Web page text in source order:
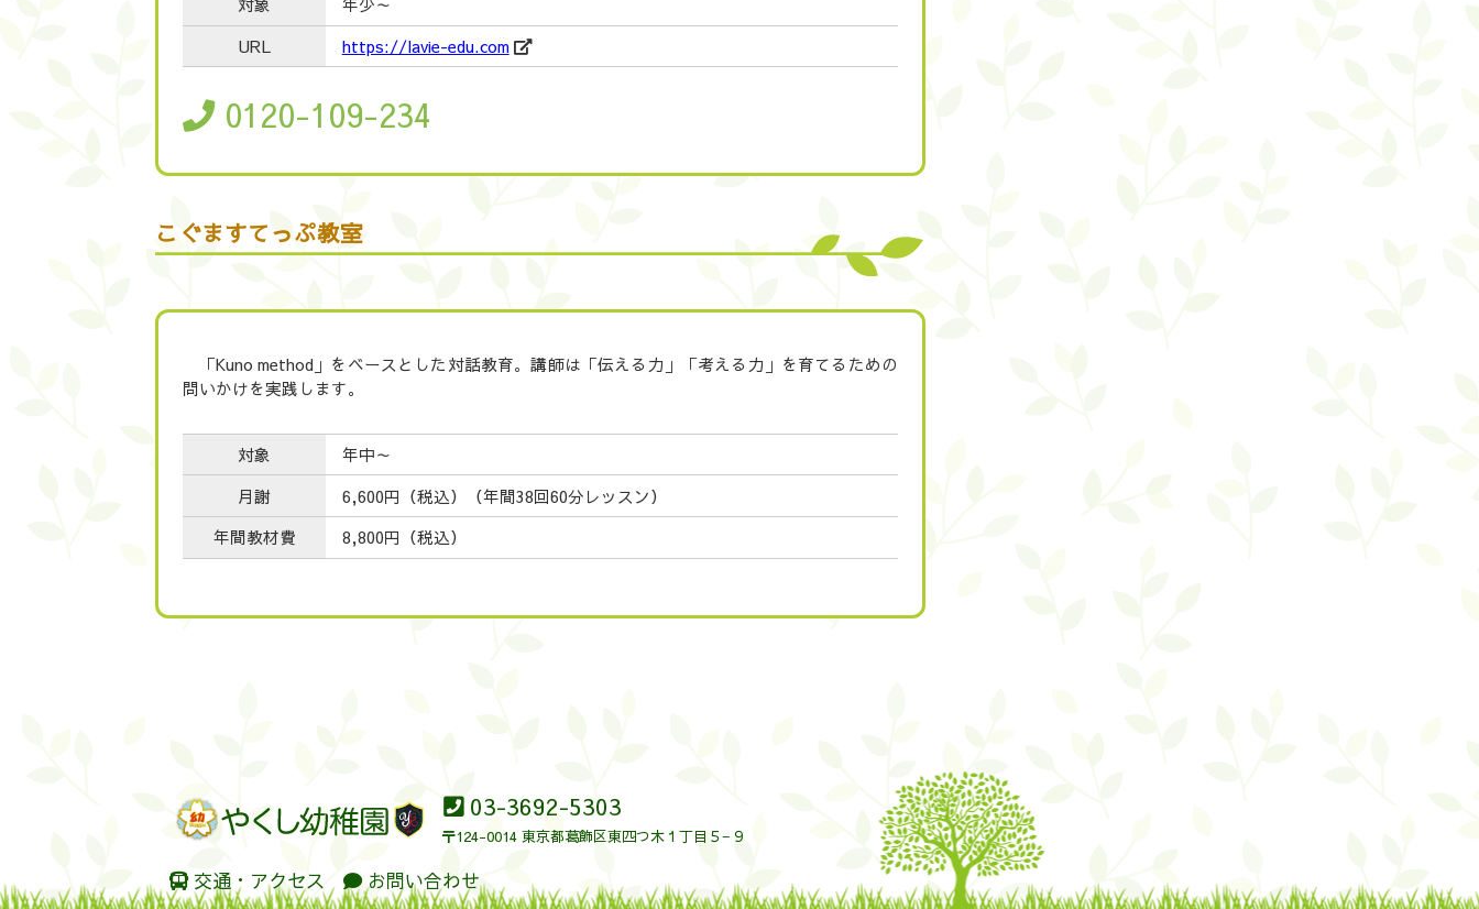
対象
年少～
URL
https://lavie-edu.com
0120-109-234
こぐますてっぷ教室
「Kuno method」をベースとした対話教育。講師は「伝える力」「考える力」を育てるための
問いかけを実践します。
対象
年中～
月謝
6,600円（税込）
（年間38回60分レッスン）
年間教材費
8,800円（税込）
03-3692-5303
〒124-0014 東京都葛飾区東四つ木１丁目５−９
交通・アクセス お問い合わせ